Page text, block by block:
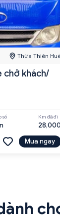
Thừa Thiên
chở khách/
số Km đã đi
28,000
Mua ngay